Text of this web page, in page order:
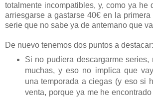
totalmente incompatibles, y, como ya he
arriesgarse a gastarse 40€ en la
serie que no sabe ya de antemano que
De nuevo tenemos dos puntos a destacar:
Si no pudiera descargarme series,
muchas, y eso no implica que
una temporada a ciegas (y eso si
venta, porque ya me he